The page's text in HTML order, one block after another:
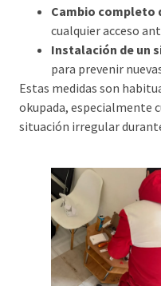
Cambio completo
cualquier acceso
Instalación de un
para prevenir
Estas medidas son
okupada, especialmente
situación irregular